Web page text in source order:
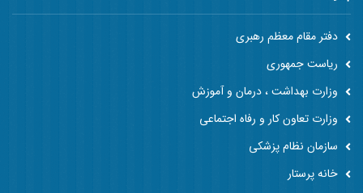
دفتر مقام معظم رهبری
ریاست جمهوری
وزارت بهداشت ، درمان و آموزش
وزارت تعاون کار و رفاه اجتماعی
سازمان نظام پزشکی
خانه پرستار